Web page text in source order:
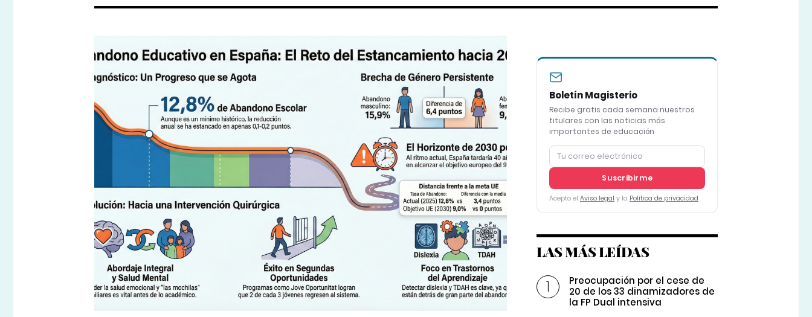
Boletín Magisterio
Recibe gratis cada semana nuestros
titulares con las noticias más
importantes de educación
Suscribirme
Acepto el Aviso legal y la Política de privacidad
LAS MÁS LEÍDAS
Preocupación por el cese de
20 de los 33 dinamizadores de
la FP Dual intensiva